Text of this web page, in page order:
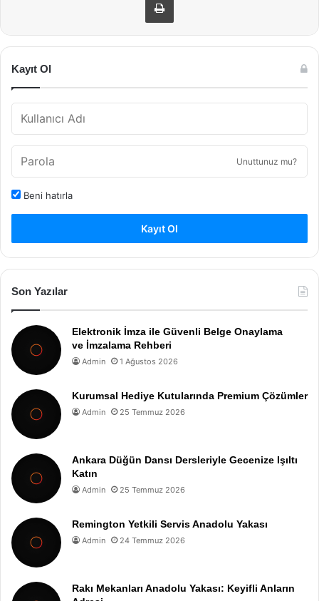
Kayıt Ol
Unuttunuz mu?
Beni hatırla
Kayıt Ol
Son Yazılar
Elektronik İmza ile Güvenli Belge Onaylama
ve İmzalama Rehberi
Admin 1 Ağustos 2026
Kurumsal Hediye Kutularında Premium Çözümler
Admin 25 Temmuz 2026
Ankara Düğün Dansı Dersleriyle Gecenize Işıltı
Katın
Admin 25 Temmuz 2026
Remington Yetkili Servis Anadolu Yakası
Admin 24 Temmuz 2026
Rakı Mekanları Anadolu Yakası: Keyifli Anların